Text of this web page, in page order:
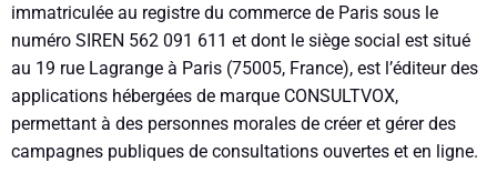
immatriculée au registre du commerce de Paris sous le
numéro SIREN 562 091 611 et dont le siège social est situé
au 19 rue Lagrange à Paris (75005, France), est l’éditeur des
applications hébergées de marque CONSULTVOX,
permettant à des personnes morales de créer et gérer des
campagnes publiques de consultations ouvertes et en ligne.